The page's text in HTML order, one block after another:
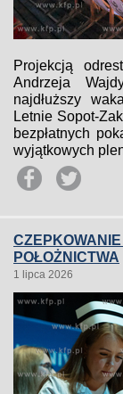
Projekcją
Andrzeja
najdłuższy
Letnie Sopot-
bezpłatnych
wyjątkowych
CZEPKOWANIE
POŁOŻNICTWA
1 lipca 2026